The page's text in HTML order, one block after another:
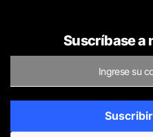
Suscríbase a